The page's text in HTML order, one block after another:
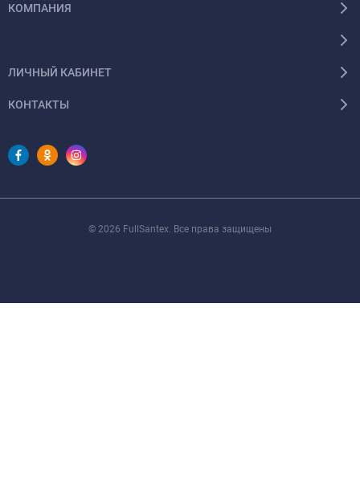
КОМПАНИЯ
ЛИЧНЫЙ КАБИНЕТ
КОНТАКТЫ
© 2026 FullSantex. Все права защищены